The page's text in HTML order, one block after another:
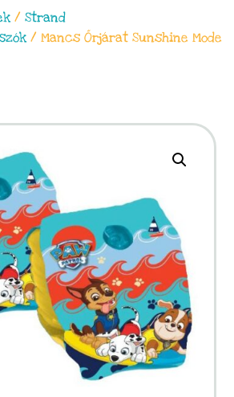
/ Strand
/ Mancs Őrjárat Sunshine Mode